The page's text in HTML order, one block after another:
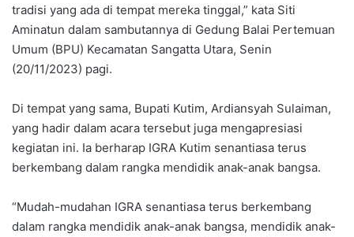
tradisi yang ada di tempat mereka tinggal,” kata Siti
Aminatun dalam sambutannya di Gedung Balai Pertemuan
Umum (BPU) Kecamatan Sangatta Utara, Senin
(20/11/2023) pagi.
Di tempat yang sama, Bupati Kutim, Ardiansyah Sulaiman,
yang hadir dalam acara tersebut juga mengapresiasi
kegiatan ini. Ia berharap IGRA Kutim senantiasa terus
berkembang dalam rangka mendidik anak-anak bangsa.
“Mudah-mudahan IGRA senantiasa terus berkembang
dalam rangka mendidik anak-anak bangsa, mendidik anak-